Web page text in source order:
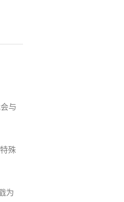
与
殊
为